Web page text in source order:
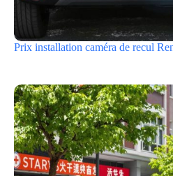
Prix installation caméra de recul